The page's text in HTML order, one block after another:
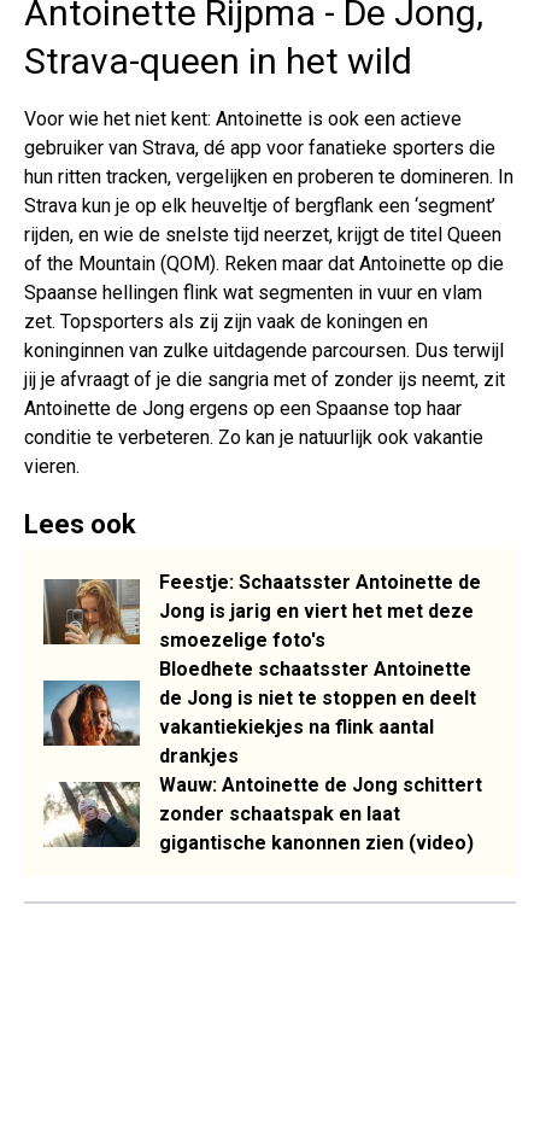
Antoinette Rijpma - De Jong,
Strava-queen in het wild
Voor wie het niet kent: Antoinette is ook een actieve
gebruiker van Strava, dé app voor fanatieke sporters die
hun ritten tracken, vergelijken en proberen te domineren. In
Strava kun je op elk heuveltje of bergflank een ‘segment’
rijden, en wie de snelste tijd neerzet, krijgt de titel Queen
of the Mountain (QOM). Reken maar dat Antoinette op die
Spaanse hellingen flink wat segmenten in vuur en vlam
zet. Topsporters als zij zijn vaak de koningen en
koninginnen van zulke uitdagende parcoursen. Dus terwijl
jij je afvraagt of je die sangria met of zonder ijs neemt, zit
Antoinette de Jong ergens op een Spaanse top haar
conditie te verbeteren. Zo kan je natuurlijk ook vakantie
vieren.
Lees ook
Feestje: Schaatsster Antoinette de
Jong is jarig en viert het met deze
smoezelige foto's
Bloedhete schaatsster Antoinette
de Jong is niet te stoppen en deelt
vakantiekiekjes na flink aantal
drankjes
Wauw: Antoinette de Jong schittert
zonder schaatspak en laat
gigantische kanonnen zien (video)